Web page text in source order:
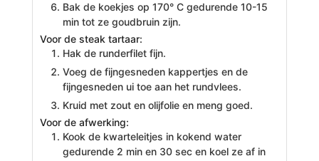
Bak de koekjes op 170° C gedurende 10-15
min tot ze goudbruin zijn.
Voor de steak tartaar:
Hak de runderfilet fijn.
Voeg de fijngesneden kappertjes en de
fijngesneden ui toe aan het rundvlees.
Kruid met zout en olijfolie en meng goed.
Voor de afwerking:
Kook de kwarteleitjes in kokend water
gedurende 2 min en 30 sec en koel ze af in